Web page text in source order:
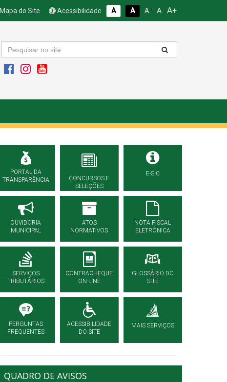
Mapa do Site Acessibilidade A A A- A A+
PORTAL DA
TRANSPARÊNCIA
CONCURSOS E
SELEÇÕES
E-SIC
OUVIDORIA
MUNICIPAL
ATOS
NORMATIVOS
NOTA FISCAL
ELETRÔNICA
SERVIÇOS
TRIBUTÁRIOS
CONTRACHEQUE
ON-LINE
GLOSSÁRIO DO
SITE
PERGUNTAS
FREQUENTES
ACESSIBILIDADE
DO SITE
MAIS SERVIÇOS
QUADRO DE AVISOS